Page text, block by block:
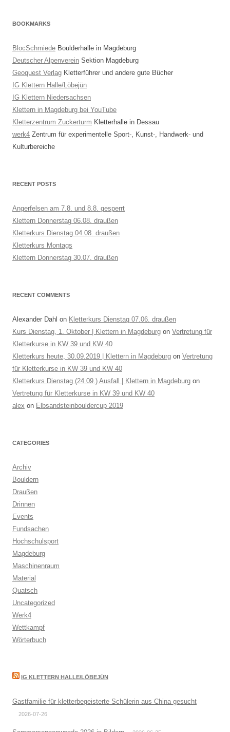
BOOKMARKS
BlocSchmiede Boulderhalle in Magdeburg
Deutscher Alpenverein Sektion Magdeburg
Geoquest Verlag Kletterführer und andere gute Bücher
IG Klettern Halle/Löbejün
IG Klettern Niedersachsen
Klettern in Magdeburg bei YouTube
Kletterzentrum Zuckerturm Kletterhalle in Dessau
werk4 Zentrum für experimentelle Sport-, Kunst-, Handwerk- und
Kulturbereiche
RECENT POSTS
Angerfelsen am 7.8. und 8.8. gesperrt
Klettern Donnerstag 06.08. draußen
Kletterkurs Dienstag 04.08. draußen
Kletterkurs Montags
Klettern Donnerstag 30.07. draußen
RECENT COMMENTS
Alexander Dahl on Kletterkurs Dienstag 07.06. draußen
Kurs Dienstag, 1. Oktober | Klettern in Magdeburg on Vertretung für
Kletterkurse in KW 39 und KW 40
Kletterkurs heute, 30.09.2019 | Klettern in Magdeburg on Vertretung
für Kletterkurse in KW 39 und KW 40
Kletterkurs Dienstag (24.09.) Ausfall | Klettern in Magdeburg on
Vertretung für Kletterkurse in KW 39 und KW 40
alex on Elbsandsteinbouldercup 2019
CATEGORIES
Archiv
Bouldern
Draußen
Drinnen
Events
Fundsachen
Hochschulsport
Magdeburg
Maschinenraum
Material
Quatsch
Uncategorized
Werk4
Wettkampf
Wörterbuch
IG KLETTERN HALLE/LÖBEJÜN
Gastfamilie für kletterbegeisterte Schülerin aus China gesucht
2026-07-26